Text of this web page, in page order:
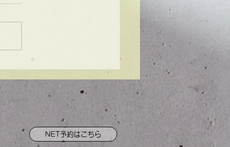
NET予約はこちら